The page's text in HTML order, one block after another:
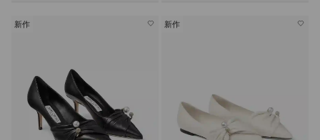
新作 新作